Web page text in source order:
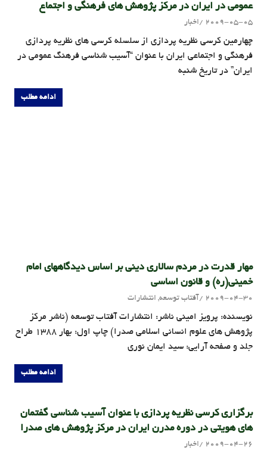
عمومی در ایران در مرکز پژوهش های فرهنگی و اجتماع
2009-05-05
admin
اخبار
چهارمين کرسی نظریه پردازی از سلسله کرسی های نظریه پردازی
فرهنگی و اجتماعی ايران با عنوان “آسیب شناسی فرهنگ عمومي در
ايران” در تاريخ شنبه
ادامه مطلب
مهار قدرت در مردم سالاری دینی بر اساس دیدگاههای امام
خمینی(ره) و قانون اساسی
2009-04-30
admin
آفتاب توسعه, انتشارات
نویسنده: پرویز امینی ناشر: انتشارات آفتاب توسعه (ناشر مرکز
پژوهش های علوم انسانی اسلامی صدرا) چاپ اول: بهار 1388 طراح
جلد و صفحه آرایی: سید ایمان نوری
ادامه مطلب
برگزاری کرسی نظریه پردازی با عنوان آسیب شناسی گفتمان
های هویتی در دوره مدرن ایران در مرکز پژوهش های صدرا
2009-04-26
admin
اخبار